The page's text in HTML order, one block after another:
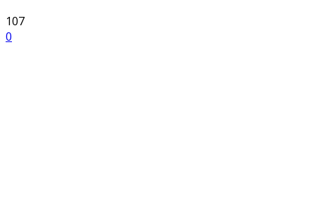
107
0